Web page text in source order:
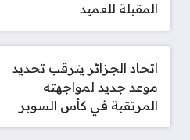
المقبلة للعميد
اتحاد الجزائر يترقب تحديد
موعد جديد لمواجهته
المرتقبة في كأس السوبر